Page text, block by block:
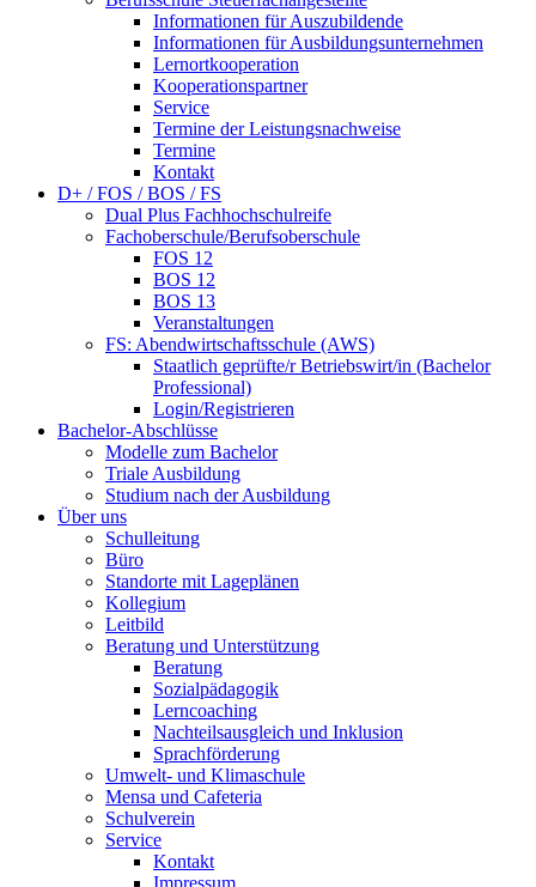
Informationen für Auszubildende
Informationen für Ausbildungsunternehmen
Lernortkooperation
Kooperationspartner
Service
Termine der Leistungsnachweise
Termine
Kontakt
D+ / FOS / BOS / FS
Dual Plus Fachhochschulreife
Fachoberschule/Berufsoberschule
FOS 12
BOS 12
BOS 13
Veranstaltungen
FS: Abendwirtschaftsschule (AWS)
Staatlich geprüfte/r Betriebswirt/in (Bachelor
Professional)
Login/Registrieren
Bachelor-Abschlüsse
Modelle zum Bachelor
Triale Ausbildung
Studium nach der Ausbildung
Über uns
Schulleitung
Büro
Standorte mit Lageplänen
Kollegium
Leitbild
Beratung und Unterstützung
Beratung
Sozialpädagogik
Lerncoaching
Nachteilsausgleich und Inklusion
Sprachförderung
Umwelt- und Klimaschule
Mensa und Cafeteria
Schulverein
Service
Kontakt
Impressum